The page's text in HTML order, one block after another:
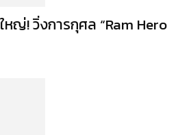
ญ่! วิ่งการกุศล “Ram Hero